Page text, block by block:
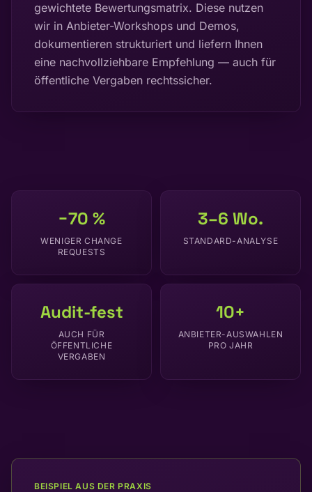
gewichtete Bewertungsmatrix. Diese nutzen
wir in Anbieter-Workshops und Demos,
dokumentieren strukturiert und liefern Ihnen
eine nachvollziehbare Empfehlung — auch für
öffentliche Vergaben rechtssicher.
−70 %
WENIGER CHANGE
REQUESTS
3–6 Wo.
STANDARD-ANALYSE
Audit-fest
AUCH FÜR
ÖFFENTLICHE
VERGABEN
10+
ANBIETER-AUSWAHLEN
PRO JAHR
BEISPIEL AUS DER PRAXIS